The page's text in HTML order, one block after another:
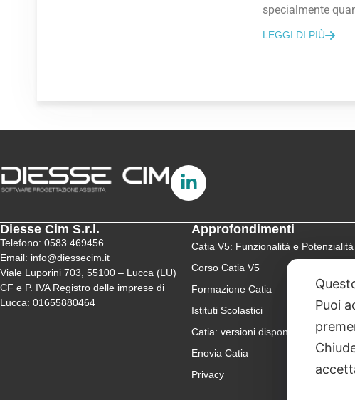
specialmente
LEGGI DI PIÙ
Diesse Cim S.r.l.
Telefono: 0583 469456
Email: info@diessecim.it
Viale Luporini 703, 55100 – Lucca (LU)
CF e P. IVA Registro delle imprese di
Lucca: 01655880464
Approfondimenti
Catia V5: Funzionalità e Potenzialità
Corso Catia V5
Formazione Catia
Istituti Scolastici
Catia: versioni disponibili
Enovia Catia
Privacy
Puoi